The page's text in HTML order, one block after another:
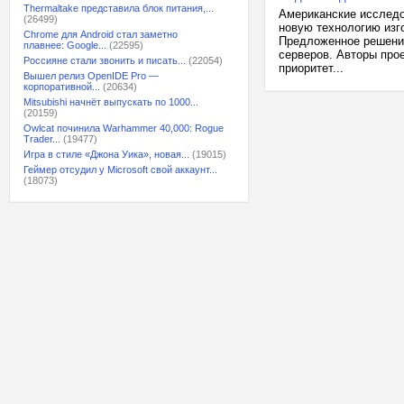
Thermaltake представила блок питания,...
(26499)
Chrome для Android стал заметно
плавнее: Google...
(22595)
Россияне стали звонить и писать...
(22054)
Вышел релиз OpenIDE Pro —
корпоративной...
(20634)
Mitsubishi начнёт выпускать по 1000...
(20159)
Owlcat починила Warhammer 40,000: Rogue
Trader...
(19477)
Игра в стиле «Джона Уика», новая...
(19015)
Геймер отсудил у Microsoft свой аккаунт...
(18073)
Американские
новую технологию
Предложенное
серверов. Авторы
приоритет...